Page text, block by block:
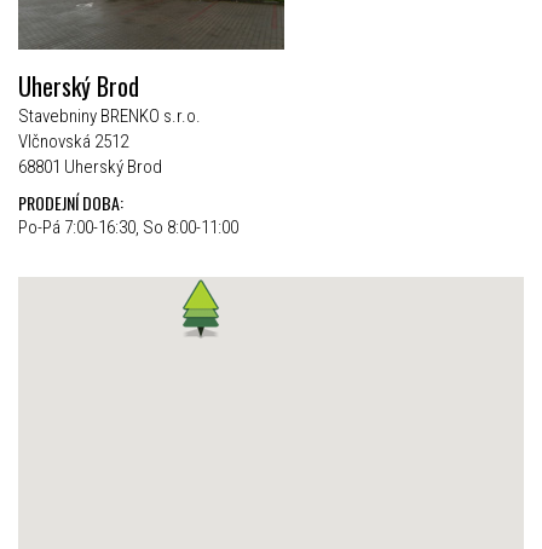
Uherský Brod
Stavebniny BRENKO s.r.o.
Vlčnovská 2512
68801 Uherský Brod
PRODEJNÍ DOBA:
Po-Pá 7:00-16:30, So 8:00-11:00